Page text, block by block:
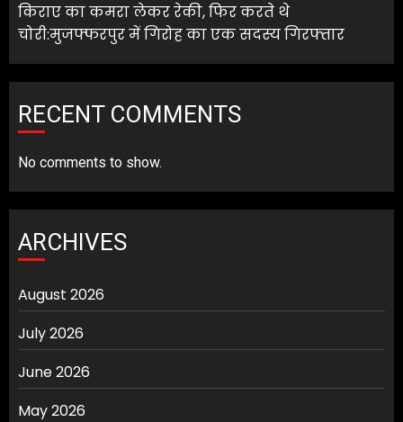
किराए का कमरा लेकर रेकी, फिर करते थे
चोरी:मुजफ्फरपुर में गिरोह का एक सदस्य गिरफ्तार
RECENT COMMENTS
No comments to show.
ARCHIVES
August 2026
July 2026
June 2026
May 2026